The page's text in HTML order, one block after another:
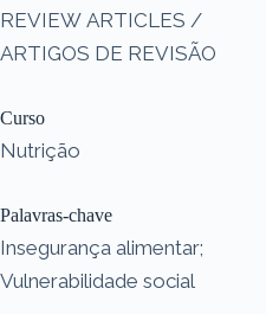
REVIEW ARTICLES /
ARTIGOS DE REVISÃO
Curso
Nutrição
Palavras-chave
Insegurança alimentar;
Vulnerabilidade social